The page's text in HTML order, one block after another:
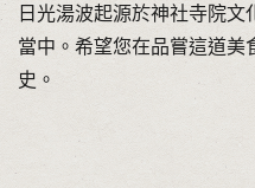
日光湯波起源於神社寺院
當中。希望您在品嘗這道美
史。